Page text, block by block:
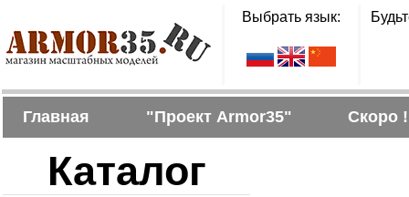
Выбрать язык:
Главная "Проект Armor35" Скоро !
Каталог